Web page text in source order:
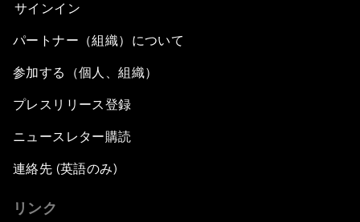
サインイン
パートナー（組織）について
参加する（個人、組織）
プレスリリース登録
ニュースレター購読
連絡先 (英語のみ)
リンク